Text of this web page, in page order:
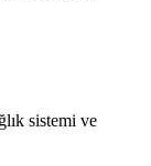
sistemi ve